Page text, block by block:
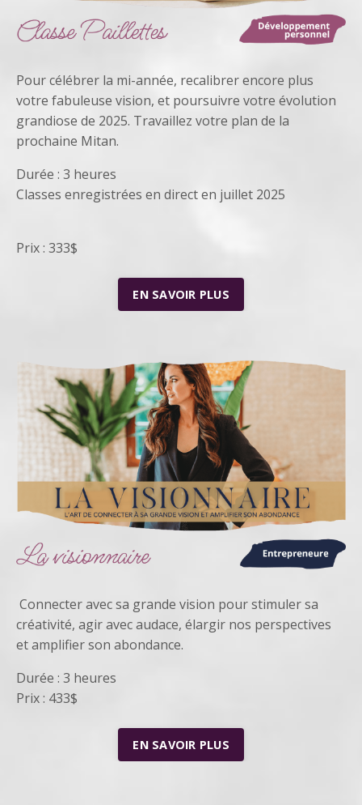
Pour célébrer la mi-année, recalibrer encore plus
votre fabuleuse vision, et poursuivre votre évolution
grandiose de 2025. Travaillez votre plan de la
prochaine Mitan.
Durée : 3 heures
Classes enregistrées en direct en juillet 2025
Prix : 333$
EN SAVOIR PLUS
Connecter avec sa grande vision pour stimuler sa
créativité, agir avec audace, élargir nos perspectives
et amplifier son abondance.
Durée : 3 heures
Prix : 433$
EN SAVOIR PLUS